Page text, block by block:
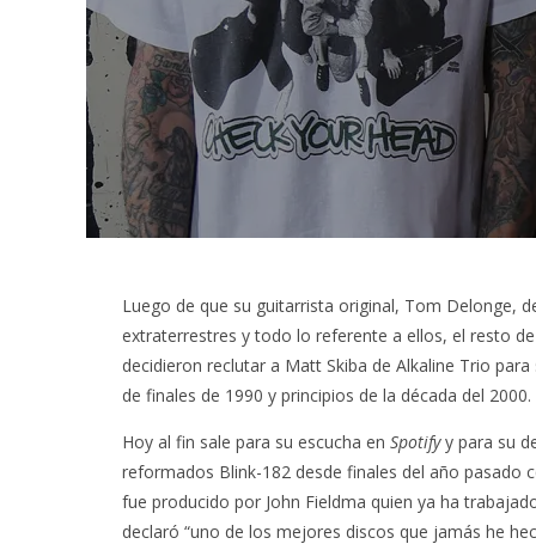
Luego de que su guitarrista original, Tom Delonge,
extraterrestres y todo lo referente a ellos, el resto
decidieron reclutar a Matt Skiba de Alkaline Trio
de finales de 1990 y principios de la década del 2000.
Hoy al fin sale para su escucha en Spotifyy para su
reformados Blink-182 desde finales del año pasado
fue producido por John Fieldma quien ya ha
declaró “uno de los mejores discos que jamás he